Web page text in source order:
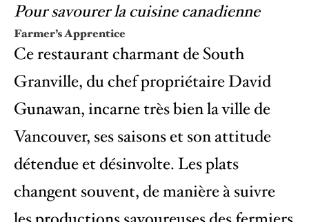
Pour savourer la cuisine canadienne
Farmer’s Apprentice
Ce restaurant charmant de South
Granville, du chef propriétaire David
Gunawan, incarne très bien la ville de
Vancouver, ses saisons et son attitude
détendue et désinvolte. Les plats
changent souvent, de manière à suivre